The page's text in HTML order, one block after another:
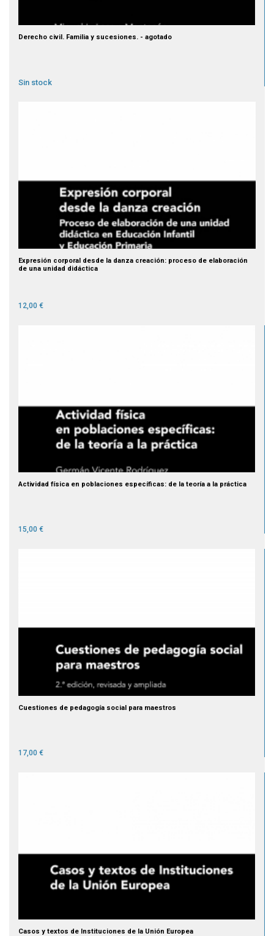
Derecho civil. Familia y sucesiones. - agotado
Sin stock
Expresión corporal desde la danza creación: proceso de elaboración
de una unidad didáctica
12,00 €
Actividad física en poblaciones específicas: de la teoría a la práctica
15,00 €
Cuestiones de pedagogía social para maestros
17,00 €
Casos y textos de Instituciones de la Unión Europea